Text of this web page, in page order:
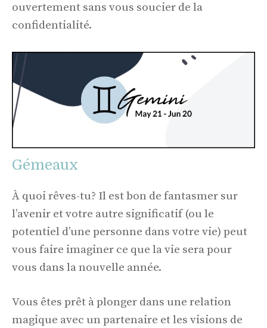
ouvertement sans vous soucier de la
confidentialité.
Gémeaux
À quoi rêves-tu? Il est bon de fantasmer sur
l’avenir et votre autre significatif (ou le
potentiel d’une personne dans votre vie) peut
vous faire imaginer ce que la vie sera pour
vous dans la nouvelle année.
Vous êtes prêt à plonger dans une relation
magique avec un partenaire et les visions de